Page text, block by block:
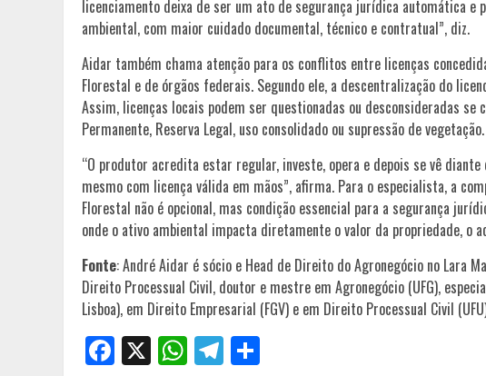
licenciamento deixa de ser um ato de segurança jurídica automática
ambiental, com maior cuidado documental, técnico e contratual”, diz.
Aidar também chama atenção para os conflitos entre licenças
Florestal e de órgãos federais. Segundo ele, a descentralização do
Assim, licenças locais podem ser questionadas ou desconsideradas
Permanente, Reserva Legal, uso consolidado ou supressão de vegetação.
“O produtor acredita estar regular, investe, opera e depois se vê
mesmo com licença válida em mãos”, afirma. Para o especialista, a
Florestal não é opcional, mas condição essencial para a segurança
onde o ativo ambiental impacta diretamente o valor da propriedade, o
Fonte: André Aidar é sócio e Head de Direito do Agronegócio no Lara
Direito Processual Civil, doutor e mestre em Agronegócio (UFG),
Lisboa), em Direito Empresarial (FGV) e em Direito Processual Civil
Facebook
X WhatsApp
Telegram